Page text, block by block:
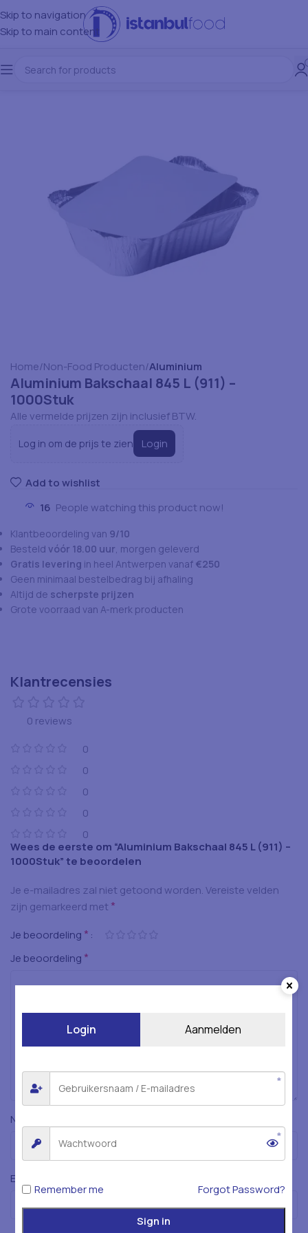
Skip to navigation
Skip to main content
Home Non-Food Producten Aluminium
Aluminium Bakschaal 845 L (911) –
1000Stuk
Alle vermelde prijzen zijn inclusief BTW.
Log in om de prijs te zien Login
Add to wishlist
16 People watching this product now!
Klantbeoordeling van 9/10
Besteld vóór 18.00 uur, morgen geleverd
Gratis levering in heel Antwerpen vanaf €250
Geen minimaal bestelbedrag bij afhaling
Altijd de scherpste prijzen
Grote voorraad van A-merk producten
Klantrecensies
0 reviews
0
0
0
0
0
Wees de eerste om “Aluminium Bakschaal 845 L (911) –
1000Stuk” te beoordelen
Je e-mailadres zal niet getoond worden.Vereiste velden
zijn gemarkeerd met *
Je beoordeling *
Je beoordeling *
Naam
E-mail
Login Aanmelden
Remember me Forgot Password?
Sign in